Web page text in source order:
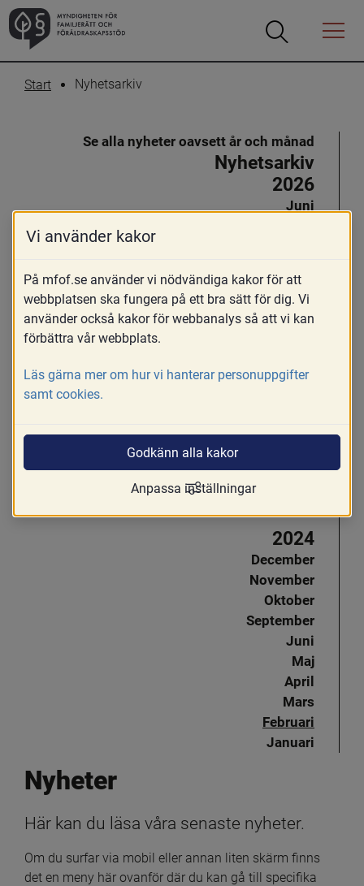
Öppna
Öppna
Menyn
Start Nyhetsarkiv
Se alla nyheter oavsett år och månad
Nyhetsarkiv
2026
Juni
Februari
2025
Oktober
2024
December
November
Oktober
September
Juni
Maj
April
Mars
Februari
Januari
Nyheter
Här kan du läsa våra senaste nyheter.
Om du surfar via mobil eller annan liten skärm finns
det en meny här ovanför där du kan gå till specifika
Vi använder kakor
På mfof.se använder vi nödvändiga kakor för att
webbplatsen ska fungera på ett bra sätt för dig. Vi
använder också kakor för webbanalys så att vi kan
förbättra vår webbplats.
Läs gärna mer om hur vi hanterar personuppgifter
samt cookies.
Godkänn alla kakor
Anpassa inställningar